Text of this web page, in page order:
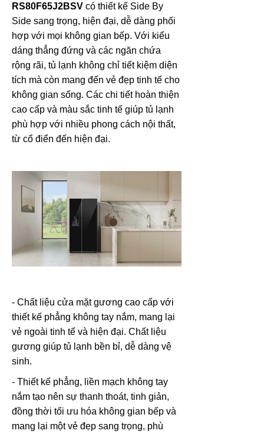
RS80F65J2BSV có thiết kế Side By
Side sang trọng, hiện đại, dễ dàng phối
hợp với mọi không gian bếp. Với kiểu
dáng thẳng đứng và các ngăn chứa
rộng rãi, tủ lạnh không chỉ tiết kiệm diện
tích mà còn mang đến vẻ đẹp tinh tế cho
không gian sống. Các chi tiết hoàn thiện
cao cấp và màu sắc tinh tế giúp tủ lạnh
phù hợp với nhiều phong cách nội thất,
từ cổ điển đến hiện đại.
- Chất liệu cửa mặt gương cao cấp với
thiết kế phẳng không tay nắm, mang lại
vẻ ngoài tinh tế và hiện đại. Chất liệu
gương giúp tủ lạnh bền bỉ, dễ dàng vệ
sinh.
- Thiết kế phẳng, liền mạch không tay
nắm tạo nên sự thanh thoát, tinh giản,
đồng thời tối ưu hóa không gian bếp và
mang lại một vẻ đẹp sang trọng, phù